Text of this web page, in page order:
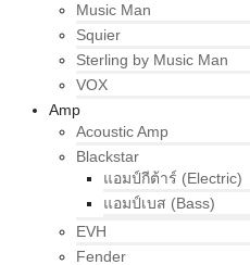
Music Man
Squier
Sterling by Music Man
VOX
Amp
Acoustic Amp
Blackstar
แอมป์กีต้าร์ (Electric)
แอมป์เบส (Bass)
EVH
Fender